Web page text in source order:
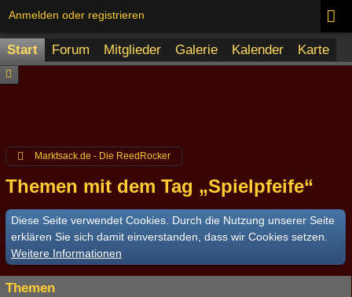
Anmelden oder registrieren
Start Forum Mitglieder Galerie Kalender Karte
Marktsack.de - Die ReedRocker
Themen mit dem Tag „Spielpfeife“
Diese Seite verwendet Cookies. Durch die Nutzung unserer Seite
erklären Sie sich damit einverstanden, dass wir Cookies setzen.
Weitere Informationen
Themen